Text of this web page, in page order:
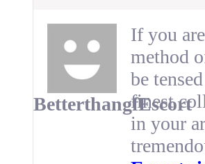
BetterthangfEscort
If you
method
be
finest
in your